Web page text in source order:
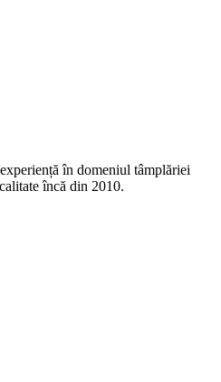
în domeniul tâmplăriei
încă din 2010.